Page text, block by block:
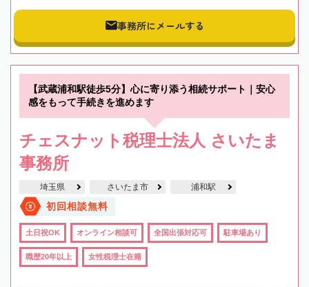
事務所にメールする
【武蔵浦和駅徒歩5分】心に寄り添う相続サポート｜安心
感をもって手続きを進めます
チェスナット税理士法人 さいたま
事務所
埼玉県 さいたま市 浦和駅
初回相談無料
土日祝OK オンライン相談可 全国出張対応可 駐車場あり
職歴20年以上 女性税理士在籍